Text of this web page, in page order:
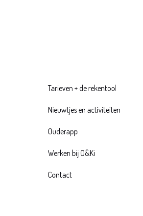
Tarieven + de rekentool
Nieuwtjes en activiteiten
Ouderapp
Werken bij O&Ki
Contact